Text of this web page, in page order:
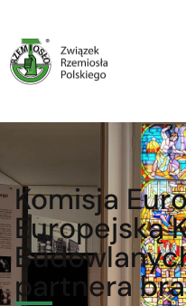
Komisja
Europejską
partnera